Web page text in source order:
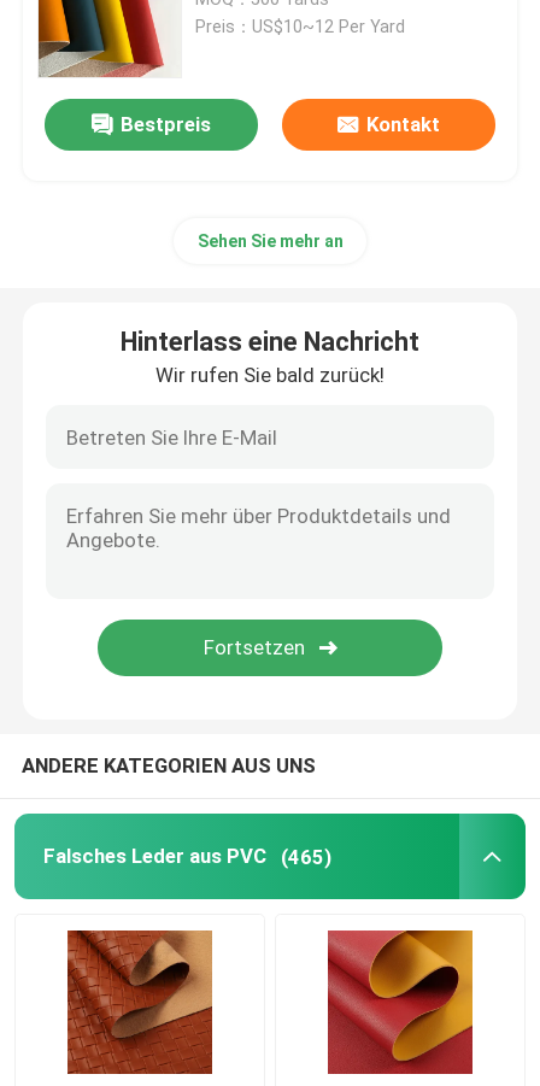
Verpackungsleder
Gewebe aus Silikonleder
Preis：US$10~12 Per Yard
Bestpreis Kontakt
Sehen Sie mehr an
Hinterlass eine Nachricht
Wir rufen Sie bald zurück!
ANDERE KATEGORIEN AUS UNS
Falsches Leder aus PVC (465)